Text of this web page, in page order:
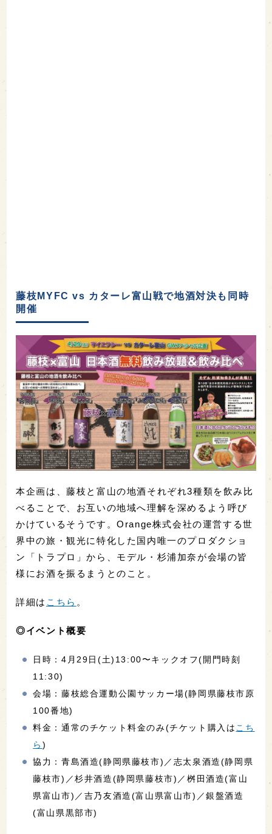
藤枝MYFC vs カターレ富山戦で地酒対決も同時
開催
本企画は、藤枝と富山の地酒それぞれ3種類を飲み比
べることで、お互いの地域へ理解を深めるよう呼び
かけているそうです。Orange株式会社の運営する世
界中の旅・観光に特化した国内唯一のプロダクショ
ン「トラプロ」から、モデル・杉浦加奈が会場の皆
様にお酒を振るまうとのこと。
詳細は こちら 。
◎イベント概要
日時：4月29日(土)13:00〜キックオフ(開門時刻
11:30)
会場：藤枝総合運動公園サッカー場(静岡県藤枝市原
100番地)
料金：通常のチケット料金のみ(チケット購入は こち
ら )
協力：青島酒造(静岡県藤枝市)／志太泉酒造(静岡県
藤枝市)／杉井酒造(静岡県藤枝市)／桝田酒造(富山
県富山市)／吉乃友酒造(富山県富山市)／銀盤酒造
(富山県黒部市)